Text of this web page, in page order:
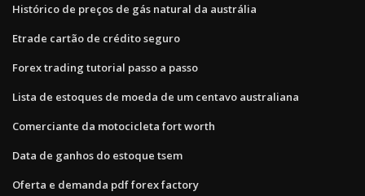
Histórico de preços de gás natural da austrália
Etrade cartão de crédito seguro
Forex trading tutorial passo a passo
Lista de estoques de moeda de um centavo australiana
Comerciante da motocicleta fort worth
Data de ganhos do estoque tsem
Oferta e demanda pdf forex factory